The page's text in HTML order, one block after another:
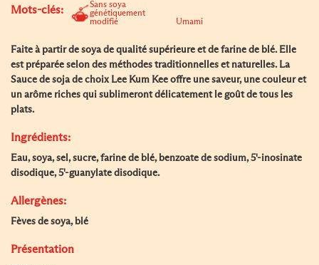
Mots-clés:
Sans soya
génétiquement
modifié
Umami
Faite à partir de soya de qualité supérieure et de farine de blé. Elle
est préparée selon des méthodes traditionnelles et naturelles. La
Sauce de soja de choix Lee Kum Kee offre une saveur, une couleur et
un arôme riches qui sublimeront délicatement le goût de tous les
plats.
Ingrédients:
Eau, soya, sel, sucre, farine de blé, benzoate de sodium, 5'-inosinate
disodique, 5'-guanylate disodique.
Allergènes:
Fèves de soya, blé
Présentation